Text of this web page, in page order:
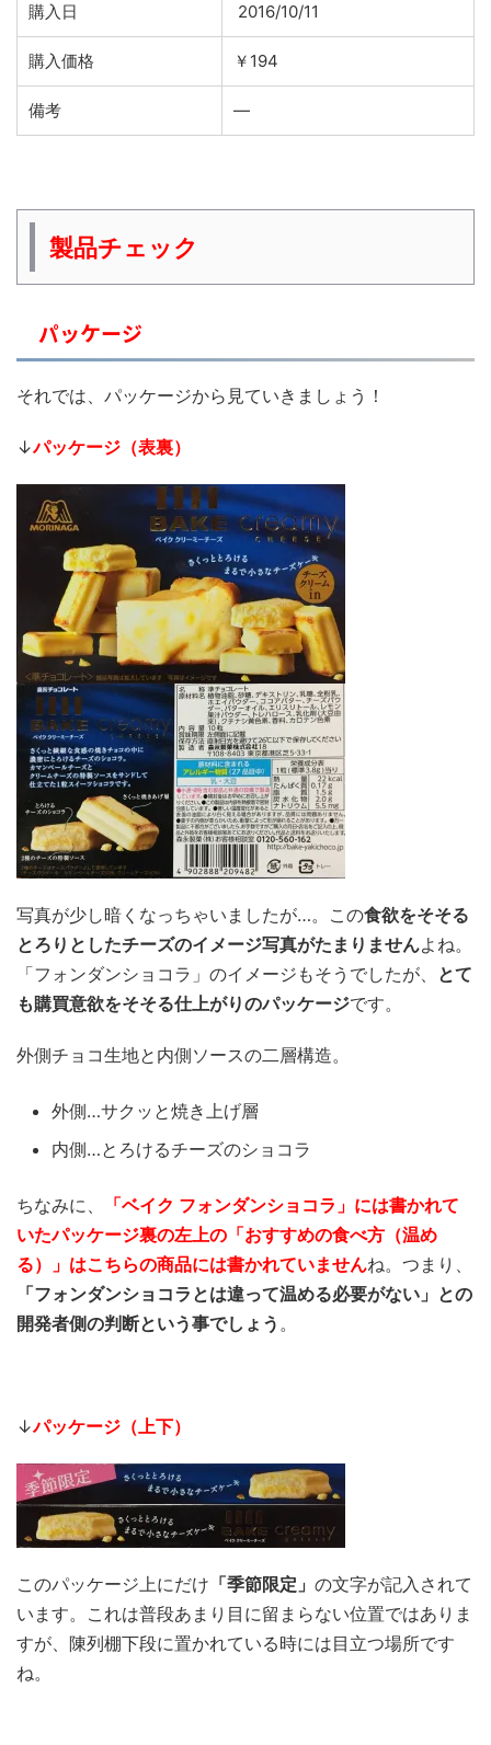
購入日 2016/10/11
購入価格 ￥194
備考 ―
製品チェック
パッケージ
それでは、パッケージから見ていきましょう！
↓パッケージ（表裏）
写真が少し暗くなっちゃいましたが…。この食欲をそそる
とろりとしたチーズのイメージ写真がたまりませんよね。
「フォンダンショコラ」のイメージもそうでしたが、 とて
も購買意欲をそそる仕上がりのパッケージです。
外側チョコ生地と内側ソースの二層構造。
外側…サクッと焼き上げ層
内側…とろけるチーズのショコラ
ちなみに、
「ベイク フォンダンショコラ」には書かれて
いたパッケージ裏の左上の「おすすめの食べ方（温め
る）」はこちらの商品には書かれていませんね。つまり、
「フォンダンショコラとは違って温める必要がない」との
開発者側の判断という事でしょう 。
↓パッケージ（上下）
このパッケージ上にだけ 「季節限定」 の文字が記入されて
います。これは普段あまり目に留まらない位置ではありま
すが、陳列棚下段に置かれている時には目立つ場所です
ね。